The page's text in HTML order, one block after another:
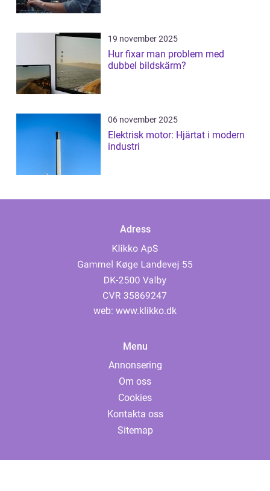
19 november 2025
Hur fixar man problem med
dubbel bildskärm?
06 november 2025
Elektrisk motor: Hjärtat i modern
industri
Adress
web: www.klikko.dk
Menu
Annonsering
Om oss
Cookies
Kontakta oss
Sitemap